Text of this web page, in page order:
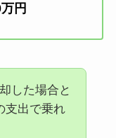
円
した場合と
支出で乗れ